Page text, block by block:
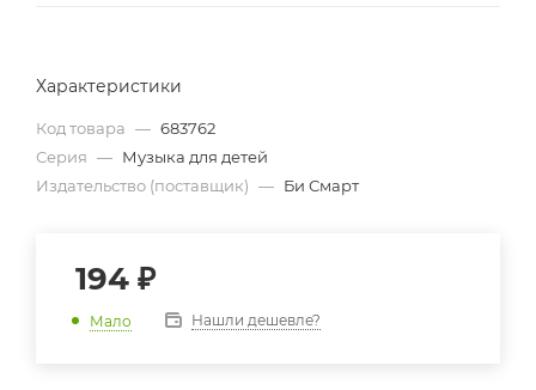
Характеристики
Код товара — 683762
Серия — Музыка для детей
Издательство (поставщик) — Би Смарт
194 ₽
Мало Нашли дешевле?